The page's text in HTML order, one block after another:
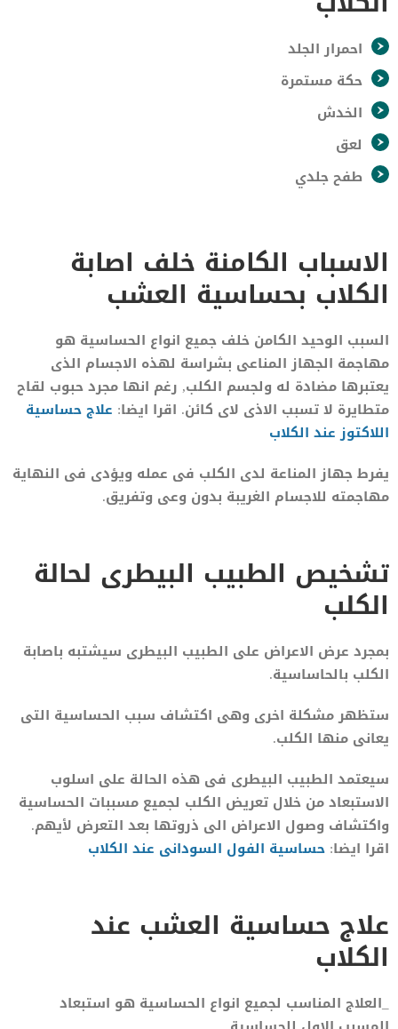
احمرار الجلد
حكة مستمرة
الخدش
لعق
طفح جلدي
الاسباب الكامنة خلف اصابة
الكلاب بحساسية العشب
السبب الوحيد الكامن خلف جميع انواع الحساسية هو
مهاجمة الجهاز المناعى بشراسة لهذه الاجسام الذى
يعتبرها مضادة له ولجسم الكلب, رغم انها مجرد حبوب لقاح
متطايرة لا تسبب الاذى لاى كائن. اقرا ايضا: علاج حساسية
اللاكتوز عند الكلاب
يفرط جهاز المناعة لدى الكلب فى عمله ويؤدى فى النهاية
مهاجمته للاجسام الغريبة بدون وعى وتفريق.
تشخيص الطبيب البيطرى لحالة
الكلب
بمجرد عرض الاعراض على الطبيب البيطرى سيشتبه باصابة
الكلب بالحاساسية.
ستظهر مشكلة اخرى وهى اكتشاف سبب الحساسية التى
يعانى منها الكلب.
سيعتمد الطبيب البيطرى فى هذه الحالة على اسلوب
الاستبعاد من خلال تعريض الكلب لجميع مسببات الحساسية
واكتشاف وصول الاعراض الى ذروتها بعد التعرض لأيهم.
اقرا ايضا: حساسية الفول السودانى عند الكلاب
علاج حساسية العشب عند
الكلاب
_العلاج المناسب لجميع انواع الحساسية هو استبعاد